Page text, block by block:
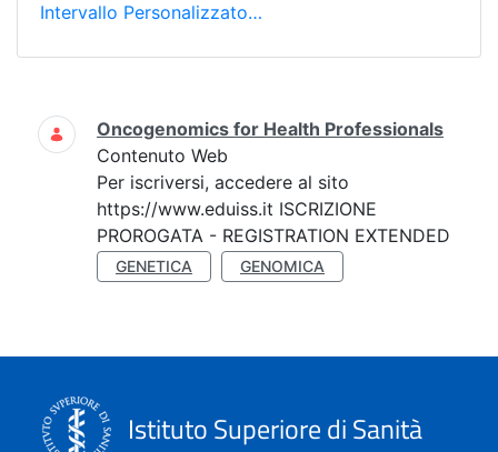
Intervallo Personalizzato…
Ricerca
Oncogenomics for Health Professionals
Contenuto Web
Per iscriversi, accedere al sito
https://www.eduiss.it ISCRIZIONE
PROROGATA - REGISTRATION EXTENDED
GENETICA GENOMICA
Istituto Superiore di Sanità